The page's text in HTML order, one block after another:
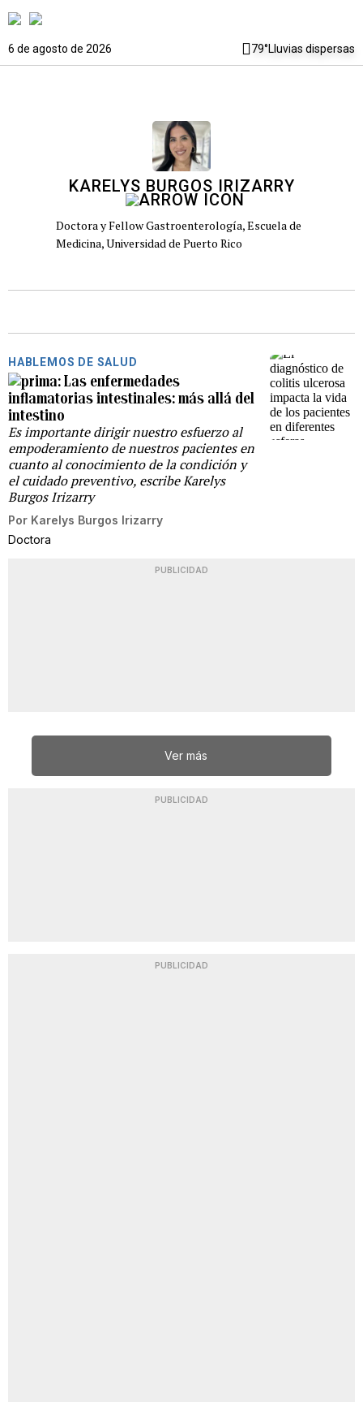
6 de agosto de 2026 79°Lluvias dispersas
KARELYS BURGOS IRIZARRY
Doctora y Fellow Gastroenterología, Escuela de
Medicina, Universidad de Puerto Rico
HABLEMOS DE SALUD
Las enfermedades
inflamatorias intestinales: más allá del
intestino
Es importante dirigir nuestro esfuerzo al
empoderamiento de nuestros pacientes en
cuanto al conocimiento de la condición y
el cuidado preventivo, escribe Karelys
Burgos Irizarry
Por Karelys Burgos Irizarry
Doctora
PUBLICIDAD
Ver más
PUBLICIDAD
PUBLICIDAD